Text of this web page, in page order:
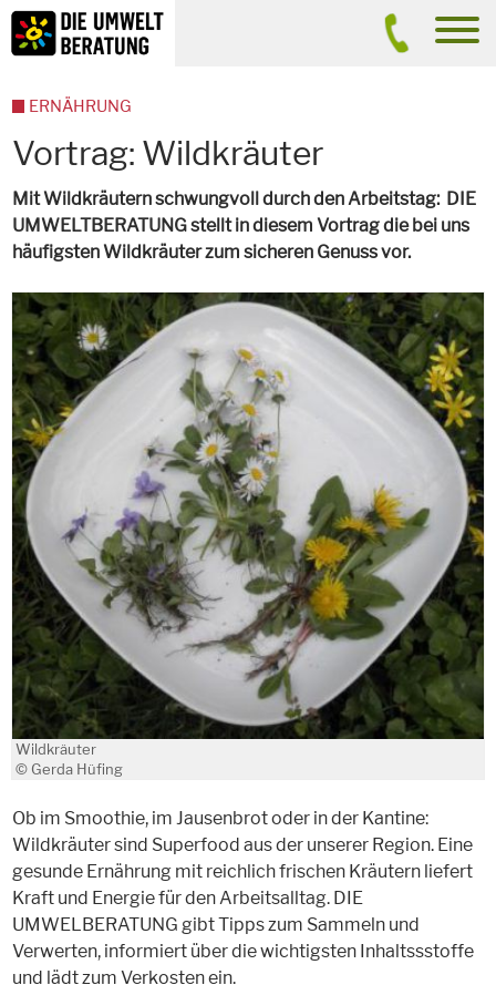
Inhalt
Suche
Vortrag: Wildkräuter
Mit Wildkräutern schwungvoll durch den Arbeitstag: DIE
UMWELTBERATUNG stellt in diesem Vortrag die bei uns
häufigsten Wildkräuter zum sicheren Genuss vor.
Wildkräuter
© Gerda Hüfing
Ob im Smoothie, im Jausenbrot oder in der Kantine:
Wildkräuter sind Superfood aus der unserer Region. Eine
gesunde Ernährung mit reichlich frischen Kräutern liefert
Kraft und Energie für den Arbeitsalltag. DIE
UMWELBERATUNG gibt Tipps zum Sammeln und
Verwerten, informiert über die wichtigsten Inhaltssstoffe
und lädt zum Verkosten ein.
ERNÄHRUNG